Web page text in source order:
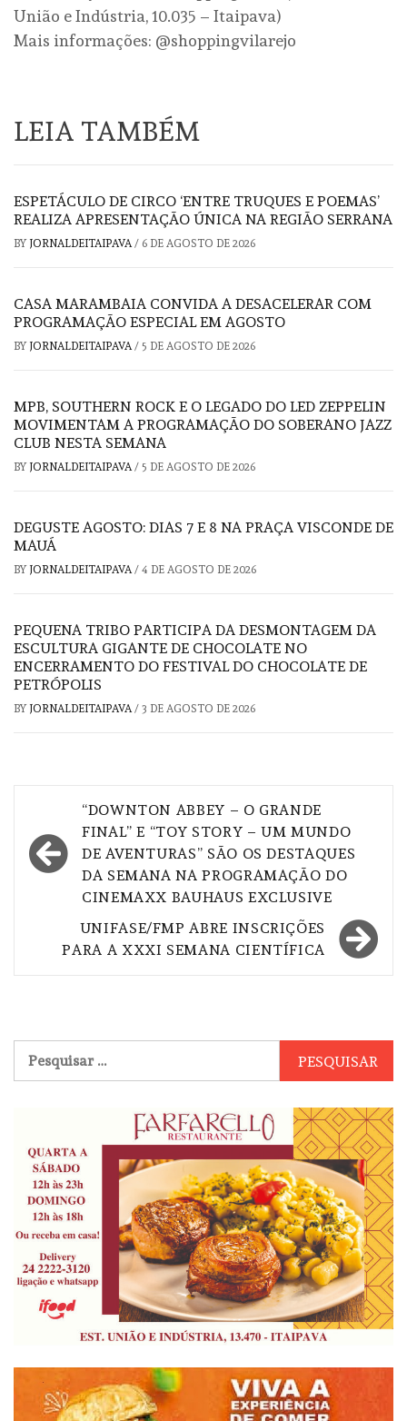
União e Indústria, 10.035 – Itaipava)
Mais informações: @shoppingvilarejo
LEIA TAMBÉM
ESPETÁCULO DE CIRCO ‘ENTRE TRUQUES E POEMAS’
REALIZA APRESENTAÇÃO ÚNICA NA REGIÃO SERRANA
BY JORNALDEITAIPAVA/ 6 DE AGOSTO DE 2026
CASA MARAMBAIA CONVIDA A DESACELERAR COM
PROGRAMAÇÃO ESPECIAL EM AGOSTO
BY JORNALDEITAIPAVA/ 5 DE AGOSTO DE 2026
MPB, SOUTHERN ROCK E O LEGADO DO LED ZEPPELIN
MOVIMENTAM A PROGRAMAÇÃO DO SOBERANO JAZZ
CLUB NESTA SEMANA
BY JORNALDEITAIPAVA/ 5 DE AGOSTO DE 2026
DEGUSTE AGOSTO: DIAS 7 E 8 NA PRAÇA VISCONDE DE
MAUÁ
BY JORNALDEITAIPAVA/ 4 DE AGOSTO DE 2026
PEQUENA TRIBO PARTICIPA DA DESMONTAGEM DA
ESCULTURA GIGANTE DE CHOCOLATE NO
ENCERRAMENTO DO FESTIVAL DO CHOCOLATE DE
PETRÓPOLIS
BY JORNALDEITAIPAVA/ 3 DE AGOSTO DE 2026
Navegação
de
Post
“DOWNTON ABBEY – O GRANDE
FINAL” E “TOY STORY – UM MUNDO
DE AVENTURAS” SÃO OS DESTAQUES
DA SEMANA NA PROGRAMAÇÃO DO
CINEMAXX BAUHAUS EXCLUSIVE
UNIFASE/FMP ABRE INSCRIÇÕES
PARA A XXXI SEMANA CIENTÍFICA
por: